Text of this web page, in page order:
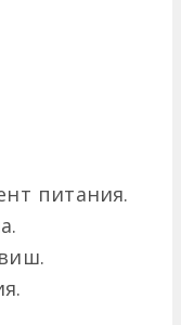
питания.